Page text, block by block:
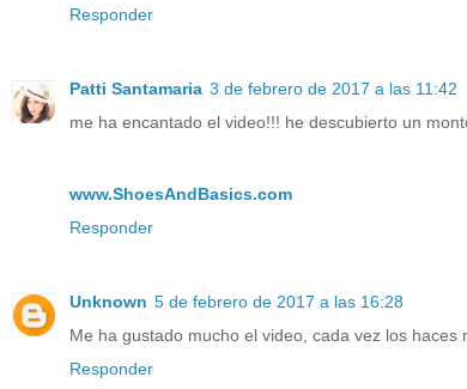
Responder
Patti Santamaria 3 de febrero de 2017 a las 11:42
me ha encantado el video!!! he descubierto un
www.ShoesAndBasics.com
Responder
Unknown 5 de febrero de 2017 a las 16:28
Me ha gustado mucho el video, cada vez los haces
Responder